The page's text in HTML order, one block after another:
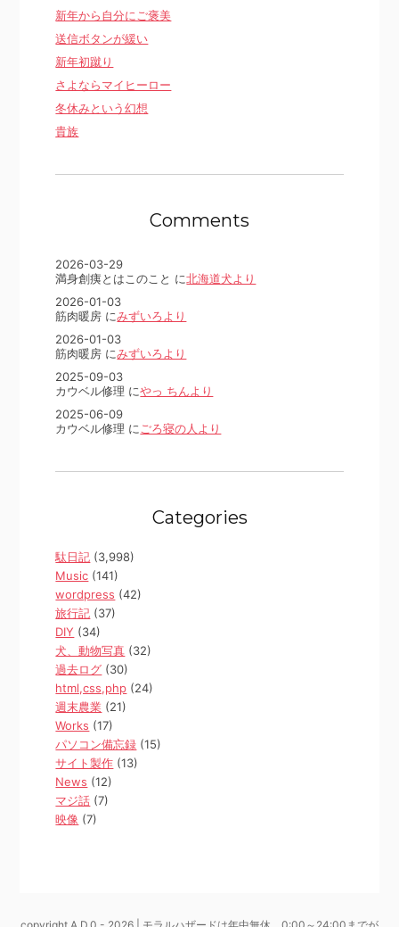
新年から自分にご褒美
送信ボタンが緩い
新年初蹴り
さよならマイヒーロー
冬休みという幻想
貴族
Comments
2026-03-29
満身創痍とはこのこと に北海道犬より
2026-01-03
筋肉暖房 にみずいろより
2026-01-03
筋肉暖房 にみずいろより
2025-09-03
カウベル修理 にやっ ちんより
2025-06-09
カウベル修理 に ごろ寝の人より
Categories
駄日記 (3,998)
Music (141)
wordpress (42)
旅行記 (37)
DIY (34)
犬、動物写真 (32)
過去ログ (30)
html,css,php (24)
週末農業 (21)
Works (17)
パソコン備忘録 (15)
サイト製作 (13)
News (12)
マジ話 (7)
映像 (7)